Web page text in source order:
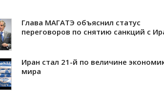
Глава МАГАТЭ объяснил статус
переговоров по снятию санкций с
Иран стал 21-й по величине
мира